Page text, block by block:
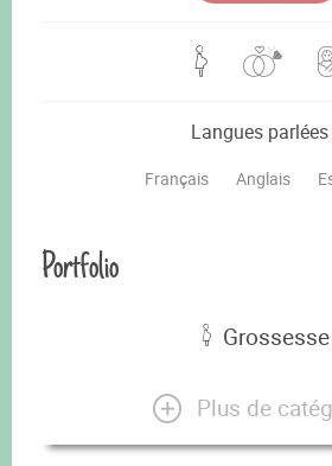
Langues parlées
Français Anglais
Portfolio
Grossesse
Plus de